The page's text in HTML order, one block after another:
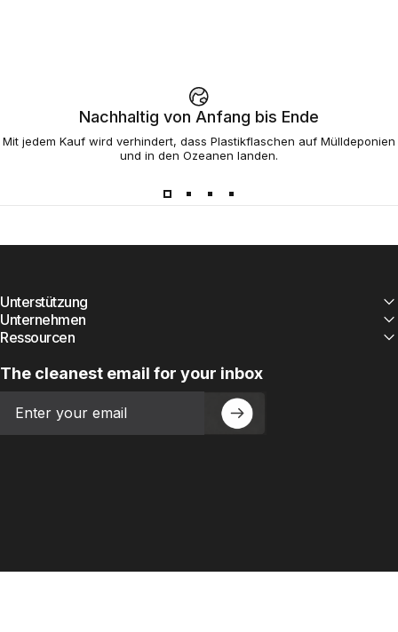
Nachhaltig von Anfang bis Ende
Mit jedem Kauf wird verhindert, dass Plastikflaschen auf Mülldeponien
und in den Ozeanen landen.
Unterstützung
Unternehmen
Ressourcen
The cleanest email for your inbox